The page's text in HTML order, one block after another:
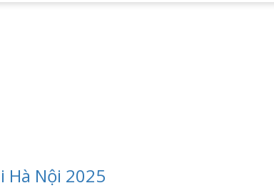
Hà Nội 2025